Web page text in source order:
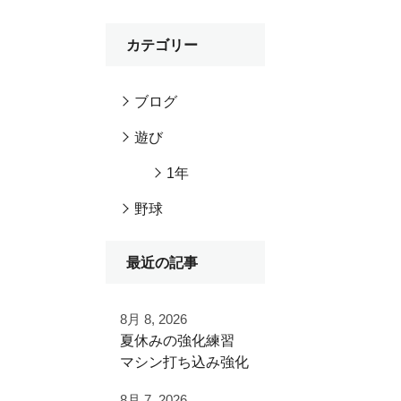
カテゴリー
ブログ
遊び
1年
野球
最近の記事
8月 8, 2026
夏休みの強化練習
マシン打ち込み強化